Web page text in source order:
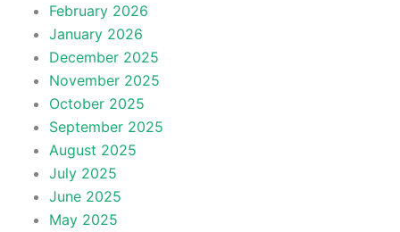
February 2026
January 2026
December 2025
November 2025
October 2025
September 2025
August 2025
July 2025
June 2025
May 2025